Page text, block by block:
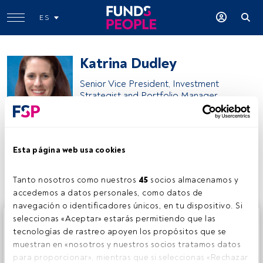
Esta página web usa cookies
Tanto nosotros como nuestros 45 socios almacenamos y
accedemos a datos personales, como datos de
navegación o identificadores únicos, en tu dispositivo. Si
seleccionas «Aceptar» estarás permitiendo que las
tecnologías de rastreo apoyen los propósitos que se
muestran en «nosotros y nuestros socios tratamos datos
para proporcionar», mientras que si seleccionas «Rechazar
ES
Katrina Dudley
Senior Vice President, Investment
Strategist and Portfolio Manager
Compartir:
Este es un artículo exclusivo para los usuarios registrados
de FundsPeople. Si ya estás registrado, accede desde el
botón Login. Si aún no tienes cuenta, te invitamos a
registrarte y disfrutar de todo el universo que ofrece